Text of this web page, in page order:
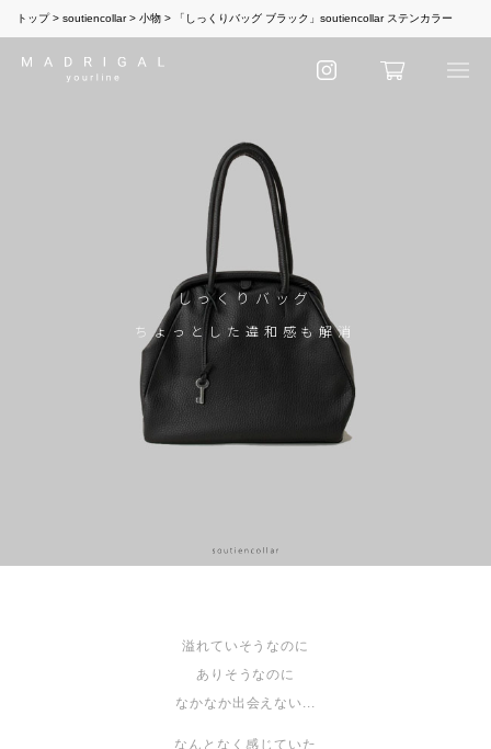
トップ soutiencollar 小物 「しっくりバッグ ブラック」soutiencollar ステンカラー
しっくりバッグ
ちょっとした違和感も解消
溢れていそうなのに
ありそうなのに
なかなか出会えない...
なんとなく感じていた